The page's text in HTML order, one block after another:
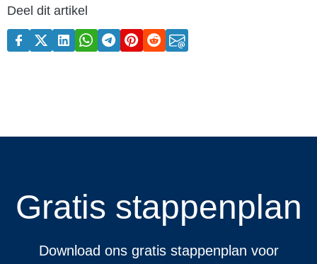
Deel dit artikel
Gratis stappenplan
Download ons gratis stappenplan voor